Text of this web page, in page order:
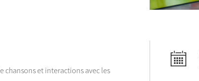
chansons et interactions avec les